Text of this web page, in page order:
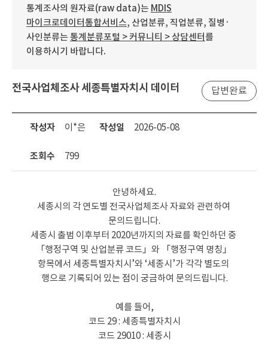
통계조사의 원자료(raw data)는 MDIS
마이크로데이터통합서비스, 산업분류, 직업분류, 질병·
사인분류는 통계분류포털 > 커뮤니티 > 상담센터를
이용하시기 바랍니다.
전국사업체조사 세종특별자치시 데이터 답변완료
작성자 이*은 작성일 2026-05-08
조회수 799
안녕하세요.
세종시의 각 연도별 전국사업체조사 자료와 관련하여
문의드립니다.
세종시 출범 이후부터 2020년까지의 자료를 확인하던 중
「행정구역 및 산업분류 코드」와 「행정구역 명칭」
항목에서 세종특별자치시’와 ‘세종시’가 각각 별도의
행으로 기록되어 있는 점이 궁금하여 문의드립니다.
예를 들어,
코드 29 : 세종특별자치시
코드 29010 : 세종시